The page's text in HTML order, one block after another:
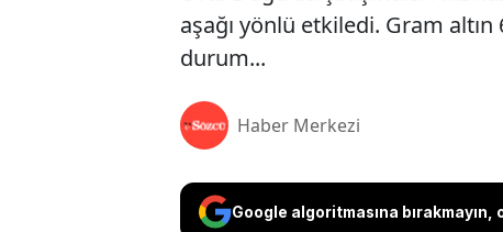
aşağı yönlü etkiledi. Gram
durum...
Haber Merkezi
Google algoritmasına bırakmayın,